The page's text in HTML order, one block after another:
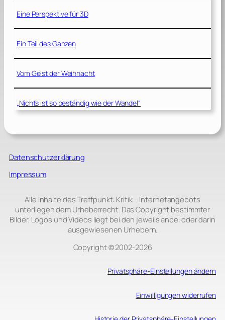
Eine Perspektive für 3D
Ein Teil des Ganzen
Vom Geist der Weihnacht
„Nichts ist so beständig wie der Wandel“
Datenschutzerklärung
Impressum
Alle Inhalte des Treffpunkt: Kritik – Internetangebots
unterliegen dem Urheberrecht. Das Copyright bestimmter
Bilder, Logos und Videos liegt bei den jeweils anbei oder darin
ausgewiesenen Urhebern.
Copyright © 2002‑2026
Privatsphäre-Einstellungen ändern
Einwilligungen widerrufen